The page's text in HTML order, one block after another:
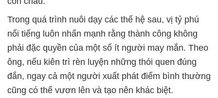
Trong quá trình nuôi dạy các thế hệ sau, vị tỷ phú
nổi tiếng luôn nhấn mạnh rằng thành công không
phải đặc quyền của một số ít người may mắn. Theo
ông, nếu kiên trì rèn luyện những thói quen đúng
đắn, ngay cả một người xuất phát điểm bình thường
cũng có thể vươn lên và tạo nên khác biệt.